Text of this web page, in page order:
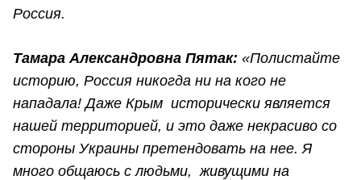
Россия.
Тамара Александровна Пятак: «Полистайте
историю, Россия никогда ни на кого не
нападала! Даже Крым исторически является
нашей территорией, и это даже некрасиво со
стороны Украины претендовать на нее. Я
много общаюсь с людьми, живущими на